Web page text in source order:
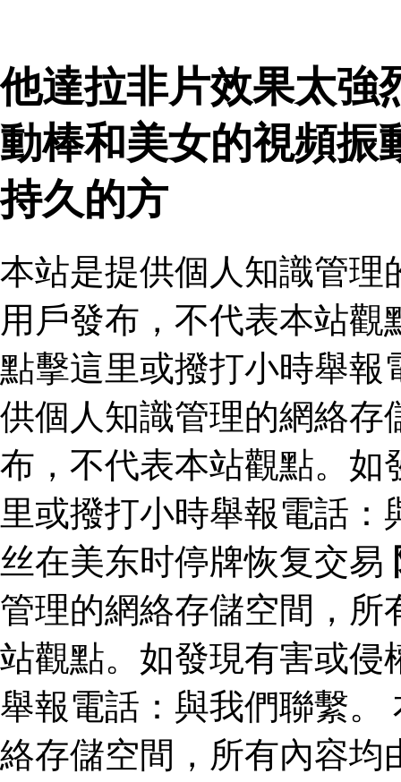
他達拉非片效果太強
動棒和美女的視頻振
持久的方
本站是提供個人知識管理
用戶發布，不代表本站
點擊這里或撥打小時舉報
供個人知識管理的網絡存
布，不代表本站觀點。如
里或撥打小時舉報電話：
丝在美东时停牌恢复交易
管理的網絡存儲空間，所
站觀點。如發現有害或侵
舉報電話：與我們聯繫。
絡存儲空間，所有內容均